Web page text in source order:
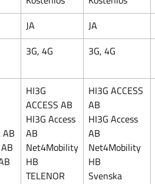
JA JA
3G, 4G 3G, 4G
HI3G
ACCESS AB
HI3G Access
AB
Net4Mobility
HB
TELENOR
HI3G ACCESS
AB
HI3G Access
AB
Net4Mobility
HB
Svenska